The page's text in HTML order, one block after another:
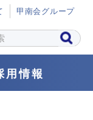
甲南会グループ
用情報